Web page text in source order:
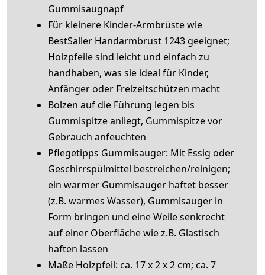
Gummisaugnapf
Für kleinere Kinder-Armbrüste wie
BestSaller Handarmbrust 1243 geeignet;
Holzpfeile sind leicht und einfach zu
handhaben, was sie ideal für Kinder,
Anfänger oder Freizeitschützen macht
Bolzen auf die Führung legen bis
Gummispitze anliegt, Gummispitze vor
Gebrauch anfeuchten
Pflegetipps Gummisauger: Mit Essig oder
Geschirrspülmittel bestreichen/reinigen;
ein warmer Gummisauger haftet besser
(z.B. warmes Wasser), Gummisauger in
Form bringen und eine Weile senkrecht
auf einer Oberfläche wie z.B. Glastisch
haften lassen
Maße Holzpfeil: ca. 17 x 2 x 2 cm; ca. 7